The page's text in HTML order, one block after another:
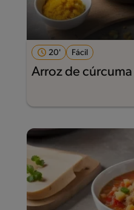
20' Fácil
Arroz de cúrcuma